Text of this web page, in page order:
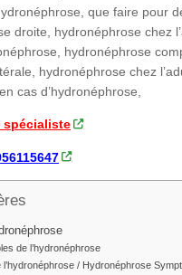
que faire pour
droite, hydronéphrose chez
hydronéphrose
hydronéphrose chez
cas d’hydronéphrose,
spécialiste
de l’hydronéphrose
l’hydronéphrose / Hydronéphrose